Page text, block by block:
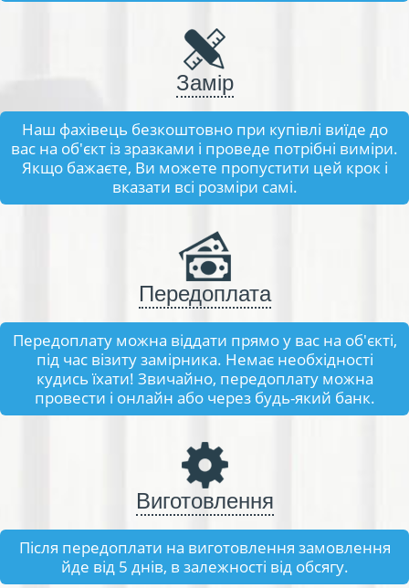
Замір
Наш фахівець безкоштовно при купівлі виїде до
вас на об'єкт із зразками і проведе потрібні виміри.
Якщо бажаєте, Ви можете пропустити цей крок і
вказати всі розміри самі.
Передоплата
Передоплату можна віддати прямо у вас на об'єкті,
під час візиту замірника. Немає необхідності
кудись їхати! Звичайно, передоплату можна
провести і онлайн або через будь-який банк.
Виготовлення
Після передоплати на виготовлення замовлення
йде від 5 днів, в залежності від обсягу.